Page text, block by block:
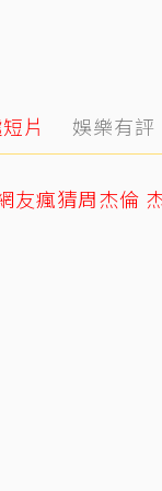
片 娛樂有評
友瘋猜周杰倫